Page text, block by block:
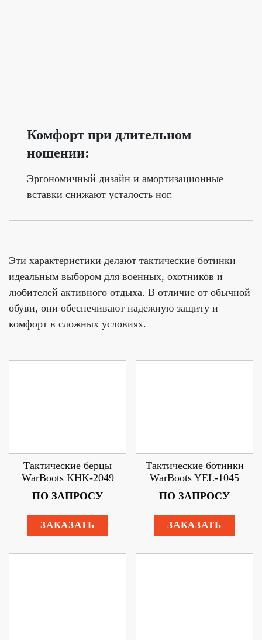
Комфорт при длительном
ношении:
Эргономичный дизайн и амортизационные
вставки снижают усталость ног.
Эти характеристики делают тактические ботинки
идеальным выбором для военных, охотников и
любителей активного отдыха. В отличие от обычной
обуви, они обеспечивают надежную защиту и
комфорт в сложных условиях.
Тактические берцы
WarBoots KHK-2049
ПО ЗАПРОСУ
ЗАКАЗАТЬ
Тактические ботинки
WarBoots YEL-1045
ПО ЗАПРОСУ
ЗАКАЗАТЬ